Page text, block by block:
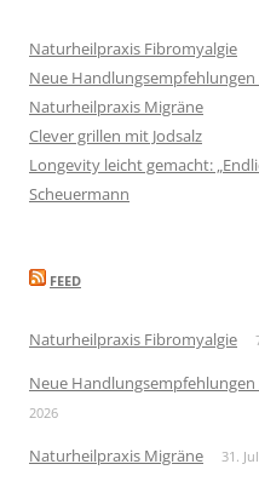
Naturheilpraxis Fibromyalgie
Neue
Naturheilpraxis Migräne
Clever grillen mit Jodsalz
Longevity leicht gemacht:
Scheuermann
FEED
Naturheilpraxis Fibromyalgie
Neue
2026
Naturheilpraxis Migräne 31.